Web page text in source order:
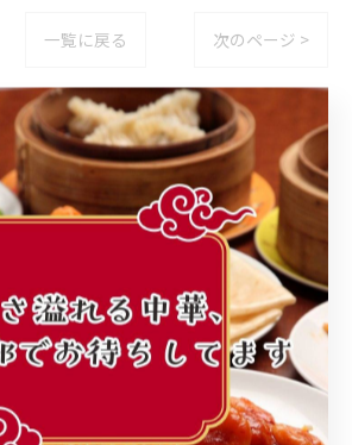
一覧に戻る 次のページ >
カテゴリー Categories
全てのカテゴリー
ランチ
個人店
レバニラ